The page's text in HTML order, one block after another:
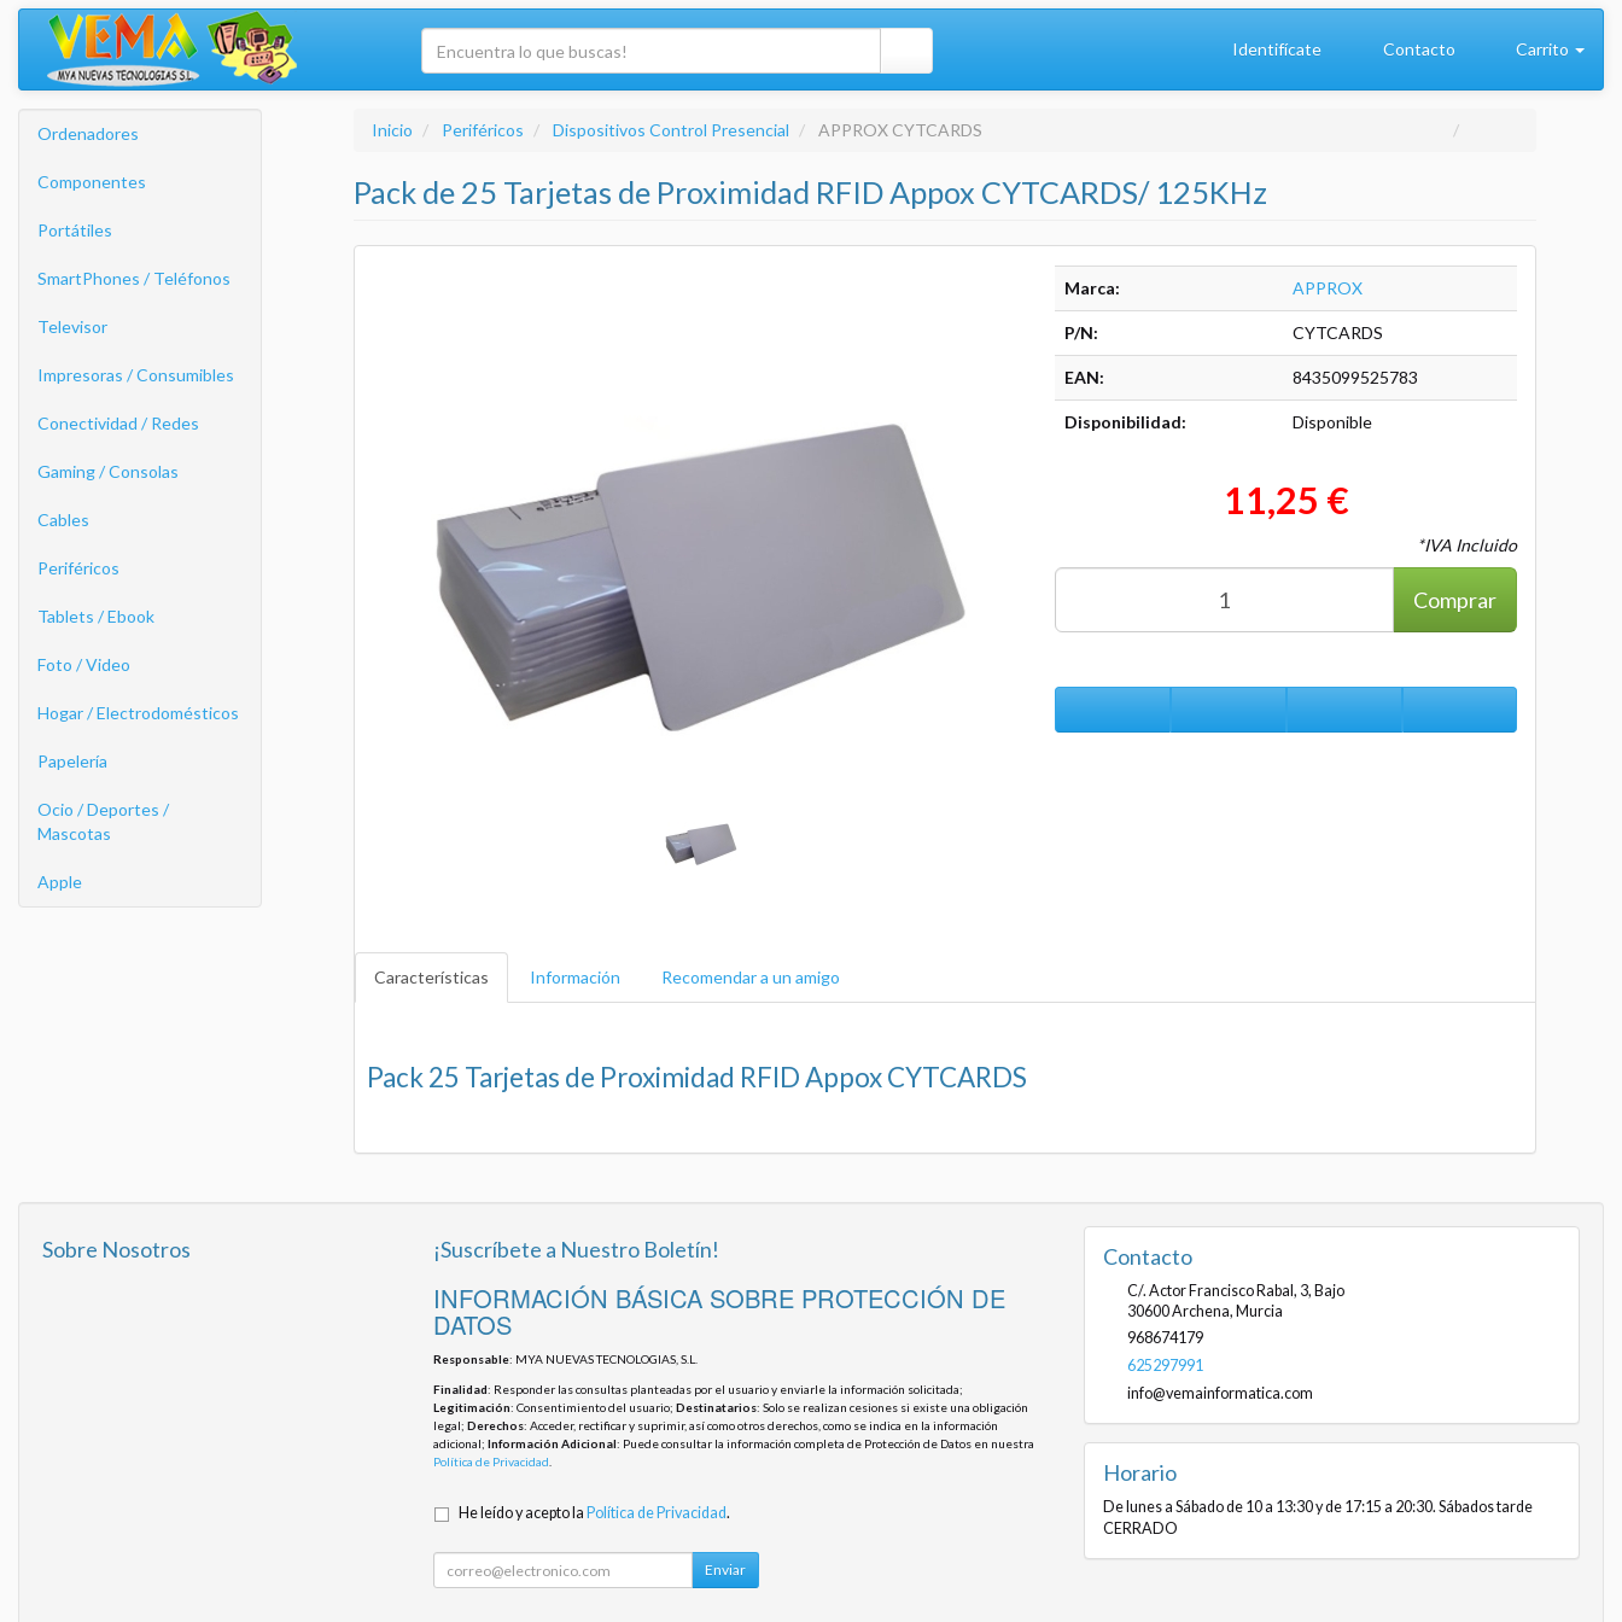
Identifícate Contacto Carrito
Ordenadores
Componentes
Portátiles
SmartPhones / Teléfonos
Televisor
Impresoras / Consumibles
Conectividad / Redes
Gaming / Consolas
Cables
Periféricos
Tablets / Ebook
Foto / Video
Hogar / Electrodomésticos
Papelería
Ocio / Deportes /
Mascotas
Apple
Inicio Periféricos Dispositivos Control Presencial APPROX CYTCARDS
Pack de 25 Tarjetas de Proximidad RFID Appox CYTCARDS/ 125KHz
Marca: APPROX
P/N: CYTCARDS
EAN: 8435099525783
Disponibilidad: Disponible
11,25 €
*IVA Incluido
Comprar
Características Información Recomendar a un amigo
Pack 25 Tarjetas de Proximidad RFID Appox CYTCARDS
Sobre Nosotros ¡Suscríbete a Nuestro Boletín!
INFORMACIÓN BÁSICA SOBRE PROTECCIÓN DE
DATOS
Responsable: MYA NUEVAS TECNOLOGIAS, S.L.
Finalidad: Responder las consultas planteadas por el usuario y enviarle la información solicitada;
Legitimación: Consentimiento del usuario; Destinatarios: Solo se realizan cesiones si existe una obligación
legal; Derechos: Acceder, rectificar y suprimir, así como otros derechos, como se indica en la información
adicional; Información Adicional: Puede consultar la información completa de Protección de Datos en nuestra
Política de Privacidad
He leído y acepto la Política de Privacidad.
Enviar
Contacto
C/. Actor Francisco Rabal, 3, Bajo
30600Archena, Murcia
968674179
625297991
info@vemainformatica.com
Horario
De lunes a Sábado de 10 a 13:30 y de 17:15 a 20:30. Sábados tarde
CERRADO